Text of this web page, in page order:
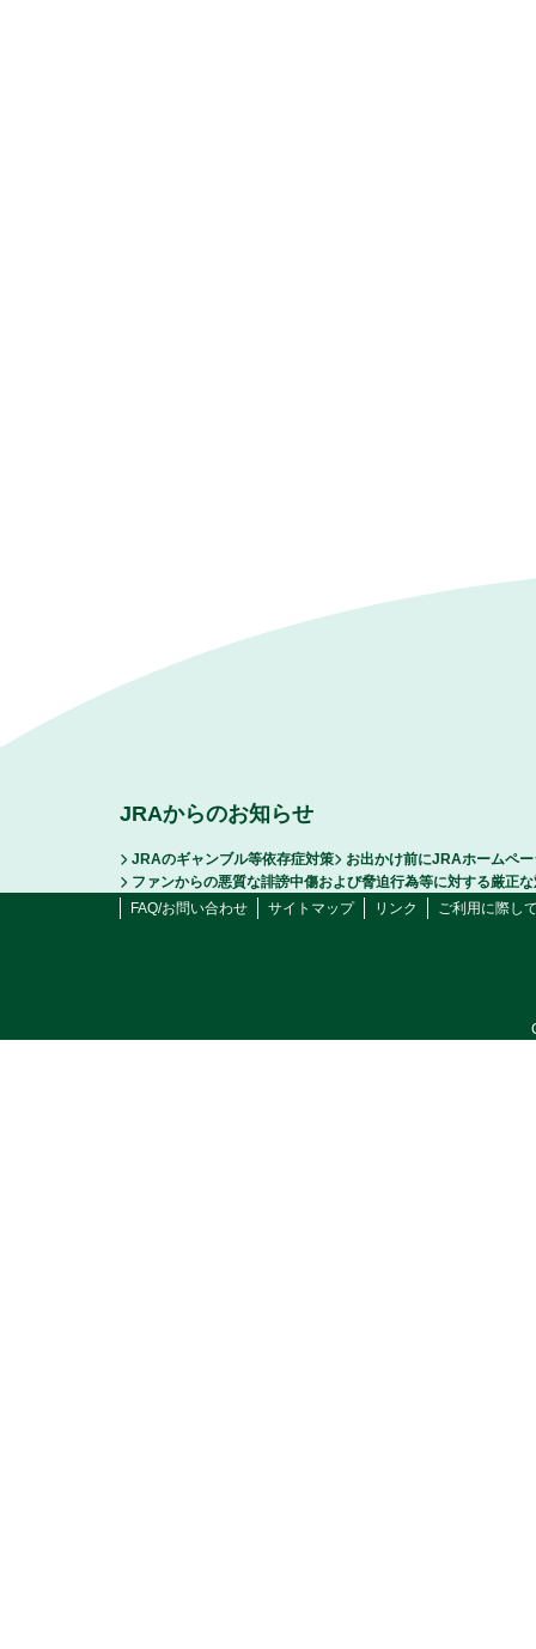
JRAからのお知らせ
JRAのギャンブル等依存症対策
お出かけ前にJRAホームペ
ファンからの悪質な誹謗中傷および脅迫行為等に対する厳正
FAQ/お問い合わせ
サイトマップ リンク ご利用に際し